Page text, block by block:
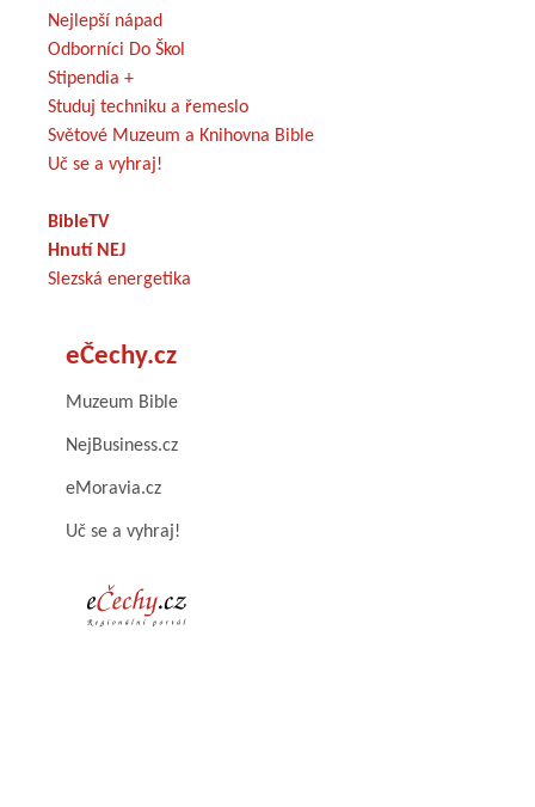
Nejlepší nápad
Odborníci Do Škol
Stipendia +
Studuj techniku a řemeslo
Světové Muzeum a Knihovna Bible
Uč se a vyhraj!
BibleTV
Hnutí NEJ
Slezská energetika
eČechy.cz
Muzeum Bible
NejBusiness.cz
eMoravia.cz
Uč se a vyhraj!